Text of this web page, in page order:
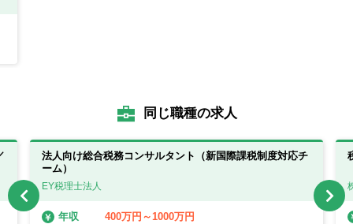
同じ職種の求人
法人向け総合税務コンサルタント（新国際課税制度対応チ
ーム）
EY税理士法人
年収
400万円～1000万円